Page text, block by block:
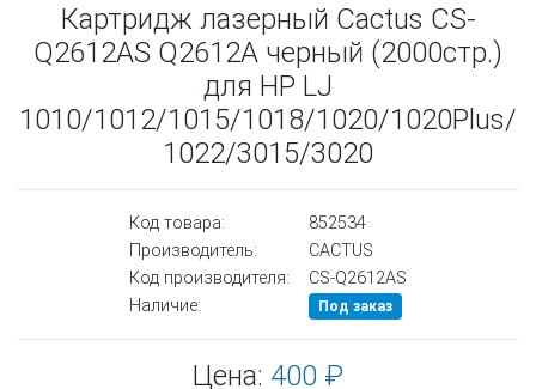
Картридж лазерный Cactus CS-
Q2612AS Q2612A черный (2000стр.)
для HP LJ
1010/1012/1015/1018/1020/1020Plus/
1022/3015/3020
Код товара:
852534
Производитель:
CACTUS
Код производителя:
CS-Q2612AS
Наличие:
Под заказ
Цена: 400 ₽